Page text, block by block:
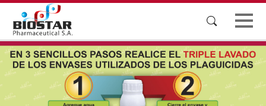
Skip
content
Biostar
Biostar Pharmaceutical S.A.
Buscar: